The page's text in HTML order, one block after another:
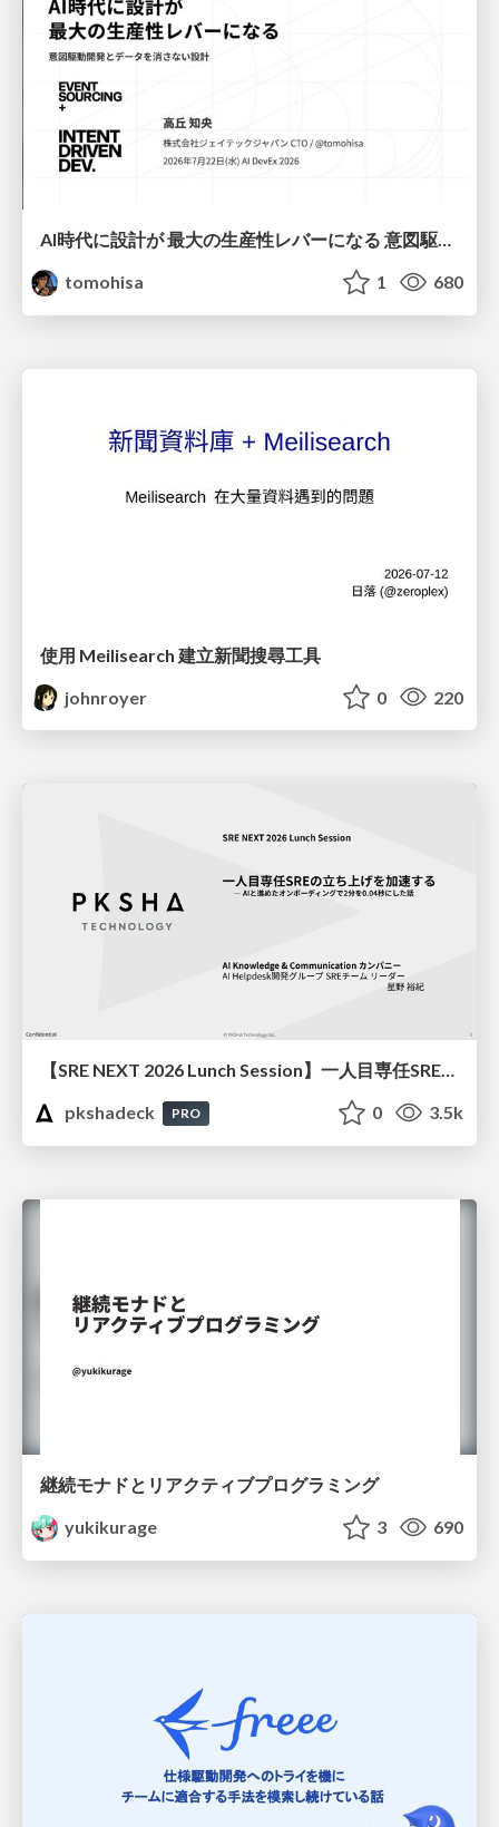
AI時代に設計が 最大の生産性レバーになる 意図駆動開発とデータを消さない設計｜Don't Delete Your Data or Your Intent — Design as the Deepest Lever in the AI Era
tomohisa
1 680
使用 Meilisearch 建立新聞搜尋工具
johnroyer
0 220
【SRE NEXT 2026 Lunch Session】一人目専任SREの立ち上げを加速する ― AIと進めたオンボーディングで2分を0.04秒にした話
pkshadeck
PRO 0 3.5k
継続モナドとリアクティブプログラミング
yukikurage
3 690